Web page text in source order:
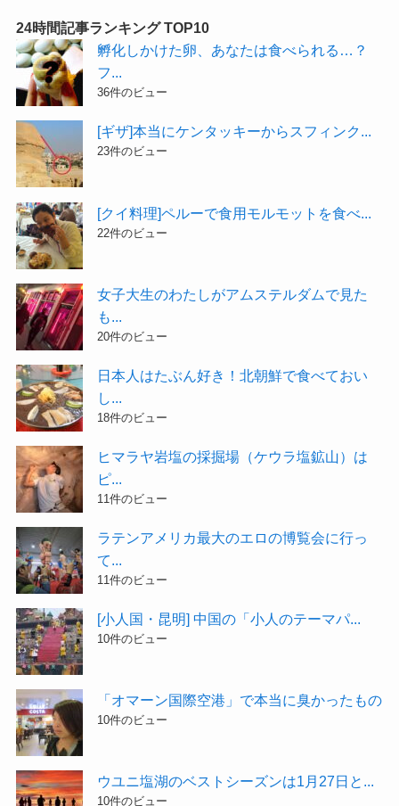
24時間記事ランキング TOP10
孵化しかけた卵、あなたは食べられる…？
フ...
36件のビュー
[ギザ]本当にケンタッキーからスフィンク...
23件のビュー
[クイ料理]ペルーで食用モルモットを食べ...
22件のビュー
女子大生のわたしがアムステルダムで見た
も...
20件のビュー
日本人はたぶん好き！北朝鮮で食べておい
し...
18件のビュー
ヒマラヤ岩塩の採掘場（ケウラ塩鉱山）は
ピ...
11件のビュー
ラテンアメリカ最大のエロの博覧会に行っ
て...
11件のビュー
[小人国・昆明] 中国の「小人のテーマパ...
10件のビュー
「オマーン国際空港」で本当に臭かったもの
10件のビュー
ウユニ塩湖のベストシーズンは1月27日と...
10件のビュー